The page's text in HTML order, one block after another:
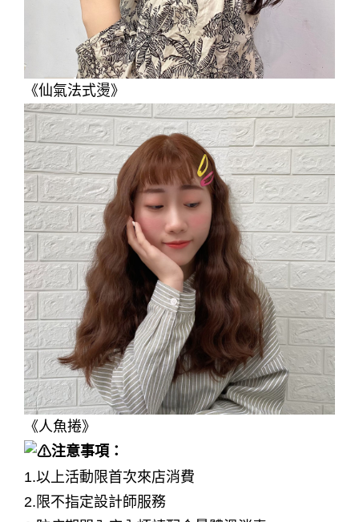
《仙氣法式燙》
《人魚捲》
注意事項：
1.以上活動限首次來店消費
2.限不指定設計師服務